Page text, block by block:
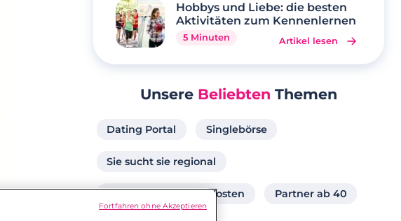
Hobbys und Liebe: die besten
Aktivitäten zum Kennenlernen
5 Minuten Artikel lesen
Unsere Beliebten Themen
Dating Portal Singlebörse
Sie sucht sie regional
Partnersuche ohne Kosten Partner ab 40
Fortfahren ohne Akzeptieren